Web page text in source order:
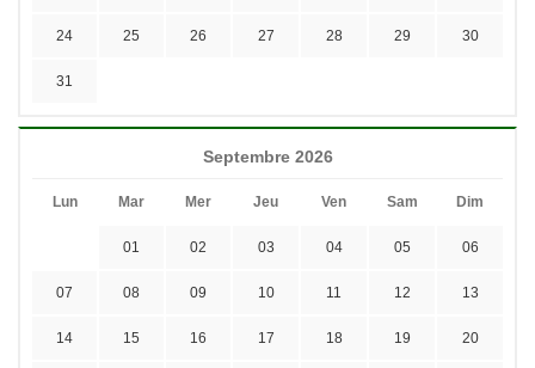
24 25 26 27 28 29 30
31
Septembre 2026
Lun Mar Mer Jeu Ven Sam Dim
01 02 03 04 05 06
07 08 09 10 11 12 13
14 15 16 17 18 19 20